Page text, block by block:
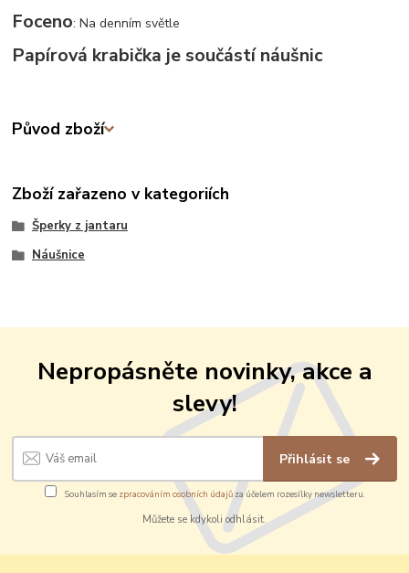
Foceno: Na denním světle
Papírová krabička je součástí náušnic
Původ zboží
Zboží zařazeno v kategoriích
Šperky z jantaru
Náušnice
Nepropásněte novinky, akce a
slevy!
Přihlásit se
Souhlasím se zpracováním osobních údajůza účelem rozesílky newsletteru.
Můžete se kdykoli odhlásit.